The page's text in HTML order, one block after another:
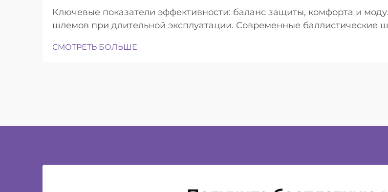
Ключевые показатели эффективности: баланс защиты, комфорта и
шлемов при длительной эксплуатации. Современные баллистические
СМОТРЕТЬ БОЛЬШЕ